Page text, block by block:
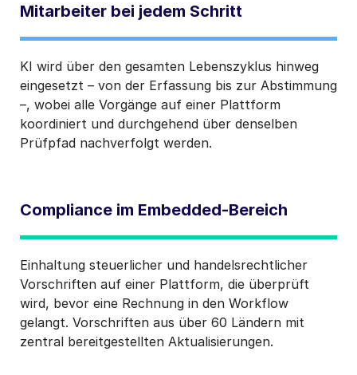
Mitarbeiter bei jedem Schritt
KI wird über den gesamten Lebenszyklus hinweg
eingesetzt – von der Erfassung bis zur Abstimmung
–, wobei alle Vorgänge auf einer Plattform
koordiniert und durchgehend über denselben
Prüfpfad nachverfolgt werden.
Compliance im Embedded-Bereich
Einhaltung steuerlicher und handelsrechtlicher
Vorschriften auf einer Plattform, die überprüft
wird, bevor eine Rechnung in den Workflow
gelangt. Vorschriften aus über 60 Ländern mit
zentral bereitgestellten Aktualisierungen.